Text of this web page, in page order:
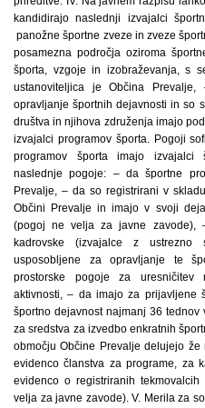
kandidirajo naslednji izvajalci
panožne športne zveze in zveze
posamezna področja oziroma
športa, vzgoje in izobraževanja, s
ustanoviteljica je Občina
opravljanje športnih dejavnosti in so
društva in njihova združenja imajo
izvajalci programov športa. Pogoji
programov športa imajo izvajalci
naslednje pogoje: – da športne
Prevalje, – da so registrirani v
Občini Prevalje in imajo v svoji
(pogoj ne velja za javne zavode),
kadrovske (izvajalce z ustrezno
usposobljene za opravljanje te
prostorske pogoje za uresničitev
aktivnosti, – da imajo za prijavljene
športno dejavnost najmanj 36
za sredstva za izvedbo enkratnih
območju Občine Prevalje delujejo
evidenco članstva za programe, za
evidenco o registriranih
velja za javne zavode). V. Merila za